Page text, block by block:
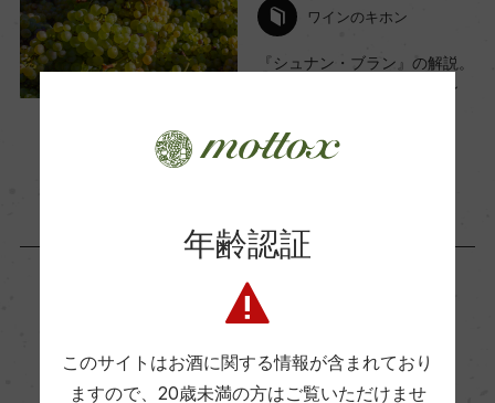
Wine Advocate 獲得点
ー
国内ワイン専門誌評価歴
醗酵・熟成
ワインのキホン
『シュナン・ブラン』の解説。
起源・特徴、産地別のワイン
フランス
年齢認証
このサイトはお酒に関する情報が含まれており
ますので、 20歳未満の方はご覧いただけませ